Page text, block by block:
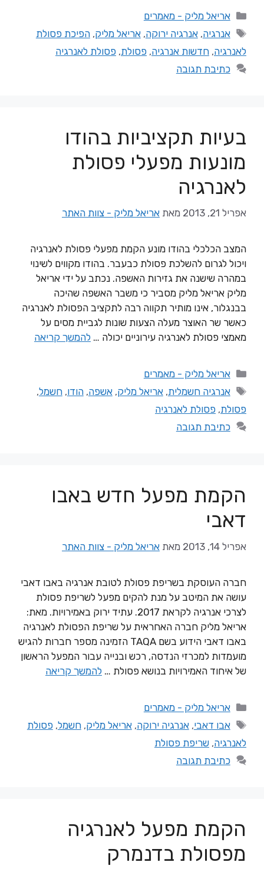
אריאל מליק - מאמרים
אנרגיה,אנרגיה ירוקה,אריאל מליק,הפיכת פסולת
לאנרגיה, חדשות אנרגיה, פסולת, פסולת לאנרגיה
כתיבת תגובה
בעיות תקציביות בהודו
מונעות מפעלי פסולת
לאנרגיה
אפריל 21, 2013 מאת אריאל מליק - צוות האתר
המצב הכלכלי בהודו מונע הקמת מפעלי פסולת לאנרגיה
ויכול לגרום להשלכת פסולת כבעבר. בהודו מקווים לשינוי
במהרה שישנה את גזירות האשפה. נכתב על ידי אריאל
מליק אריאל מליק מסביר כי משבר האשפה שהיכה
בבנגלור, אינו מותיר תקווה רבה לתקציב הפסולת לאנרגיה
כאשר שר האוצר מעלה הצעות שונות לגביית מסים על
מאמצי פסולת לאנרגיה עירוניים יכולה … להמשך קריאה
אריאל מליק - מאמרים
אנרגיה חשמלית,אריאל מליק,אשפה,הודו,חשמל,
פסולת, פסולת לאנרגיה
כתיבת תגובה
הקמת מפעל חדש באבו
דאבי
אפריל 14, 2013 מאת אריאל מליק - צוות האתר
חברה העוסקת בשריפת פסולת לטובת אנרגיה באבו דאבי
עושה את המיטב על מנת להקים מפעל לשריפת פסולת
לצרכי אנרגיה לקראת 2017. עתיד ירוק באמירויות. מאת:
אריאל מליק חברה האחראית על שריפת הפסולת לאנרגיה
באבו דאבי הידוע בשם TAQA הזמינה מספר חברות להגיש
מועמדות למכרזי הנדסה, רכש ובנייה עבור המפעל הראשון
של איחוד האמירויות בנושא פסולת … להמשך קריאה
אריאל מליק - מאמרים
אבו דאבי,אנרגיה ירוקה,אריאל מליק,חשמל,פסולת
לאנרגיה, שריפת פסולת
כתיבת תגובה
הקמת מפעל לאנרגיה
מפסולת בדנמרק